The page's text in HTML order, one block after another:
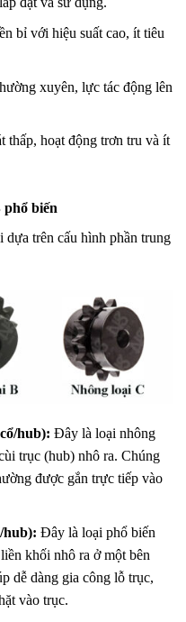
bỉ với hiệu suất cao, ít tiêu
xuyên, lực tác động lên
thấp, hoạt động trơn tru và ít
phổ biến
trên cấu hình phần trung
hub): Đây là loại nhông
trục (hub) nhô ra. Chúng
được gắn trực tiếp vào
hub): Đây là loại phổ biến
khối nhô ra ở một bên
dễ dàng gia công lỗ trục,
vào trục.